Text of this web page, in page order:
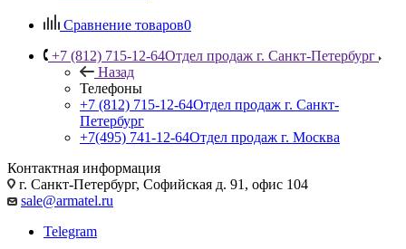
Сравнение товаров0
+7 (812) 715-12-64Отдел продаж г. Санкт-Петербург
Назад
Телефоны
+7 (812) 715-12-64Отдел продаж г. Санкт-
Петербург
+7(495) 741-12-64Отдел продаж г. Москва
Контактная информация
г. Санкт-Петербург, Софийская д. 91, офис 104
sale@armatel.ru
Telegram